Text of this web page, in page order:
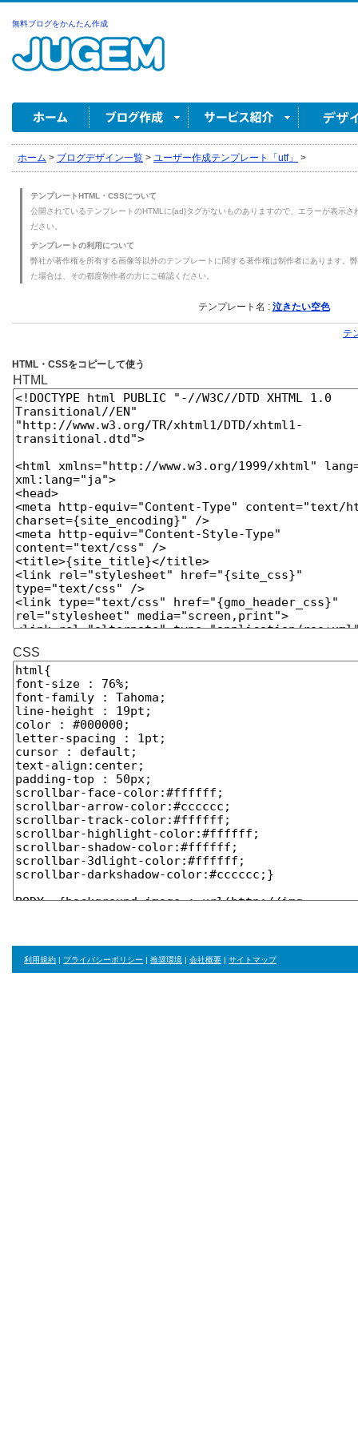
無料ブログをかんたん作成
ホーム > ブログデザイン一覧 > ユーザー作成テンプレート「utf」 >
テンプレートHTML・CSSについて
公開されているテンプレートのHTMLに{ad}タグがないものありますので、エラーが表示
ださい。
テンプレートの利用について
弊社が著作権を所有する画像等以外のテンプレートに関する著作権は制作者にあります。
た場合は、その都度制作者の方にご確認ください。
テンプレート名 : 泣きたい空色
テ
HTML・CSSをコピーして使う
HTML
CSS
利用規約 | プライバシーポリシー | 推奨環境 | 会社概要 | サイトマップ